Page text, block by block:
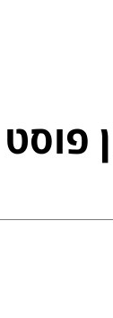
פוסט